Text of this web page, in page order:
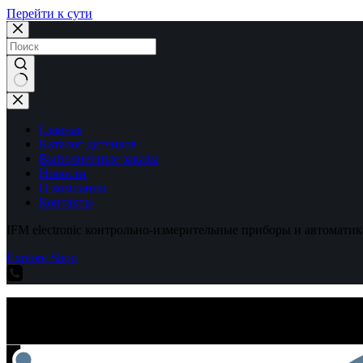
Перейти к сути
Ничего
не
найденоГлавная
Каталог датчиков
Выполненные заказы
Новости
О компании
Контакты
IFM electronic контрольно-измерительные приборы и
Explore Shop